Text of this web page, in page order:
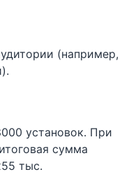
(например,
установок. При
сумма
тыс.